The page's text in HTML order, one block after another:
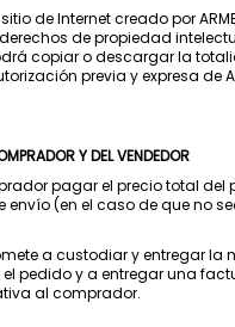
de Internet creado por
de propiedad
copiar o descargar la
previa y expresa de
Y DEL VENDEDOR
pagar el precio total del
(en el caso de que no
a custodiar y entregar la
pedido y a entregar una
al comprador.